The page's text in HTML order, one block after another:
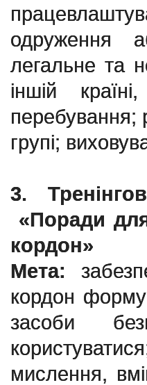
одруження
легальне та
іншій
перебування;
групі;
3.
«Поради
кордон»
Мета:
кордон
засоби
мислення,